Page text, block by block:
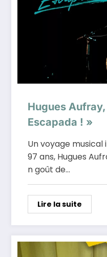
Hugues
Escapada ! »
Un voyage
97 ans, Hugues
n goût de…
Lire la suite